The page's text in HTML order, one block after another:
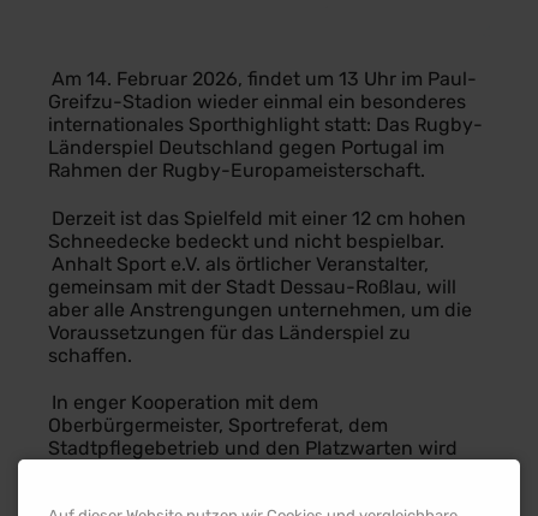
Am 14. Februar 2026, findet um 13 Uhr im Paul-
Greifzu-Stadion wieder einmal ein besonderes
internationales Sporthighlight statt: Das Rugby-
Länderspiel Deutschland gegen Portugal im
Rahmen der Rugby-Europameisterschaft.
Derzeit ist das Spielfeld mit einer 12 cm hohen
Schneedecke bedeckt und nicht bespielbar.
Anhalt Sport e.V. als örtlicher Veranstalter,
gemeinsam mit der Stadt Dessau-Roßlau, will
aber alle Anstrengungen unternehmen, um die
Voraussetzungen für das Länderspiel zu
schaffen.
In enger Kooperation mit dem
Oberbürgermeister, Sportreferat, dem
Stadtpflegebetrieb und den Platzwarten wird